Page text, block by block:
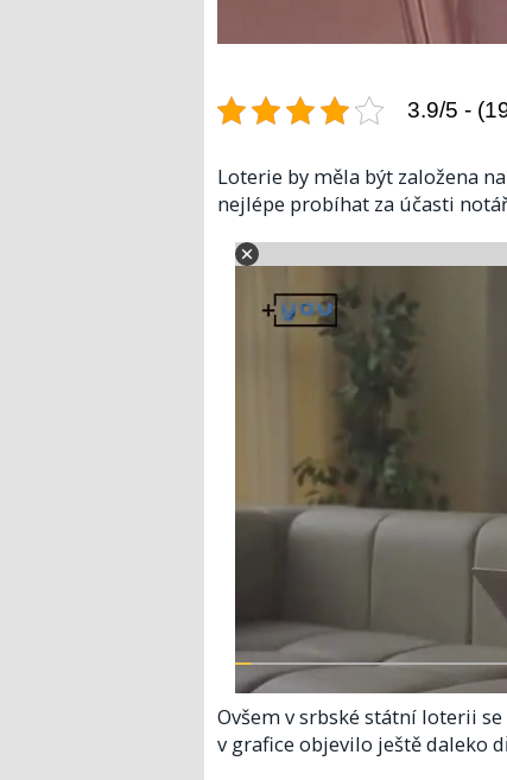
3.9/5 -
Loterie by měla být založena
nejlépe probíhat za účasti
Ovšem v srbské státní loterii
v grafice objevilo ještě daleko